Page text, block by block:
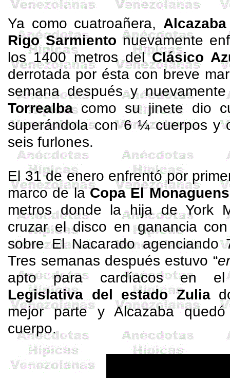
Ya como cuatroañera, Alcazaba
RigoSarmiento nuevamente
los 1400 metros delClásico
derrotada por ésta con breve
semana después y nuevamente
Torrealbacomo su jinete dio
superándola con 6 ¼ cuerpos y
seis furlones.
El 31 de enero enfrentó por
marco de laCopa El
metros donde la hija de York
cruzar el disco en ganancia
sobre El Nacarado agenciando
Tres semanas después estuvo “
apto para cardíacos en
Legislativa del estado Zulia
mejor parte y Alcazaba
cuerpo.